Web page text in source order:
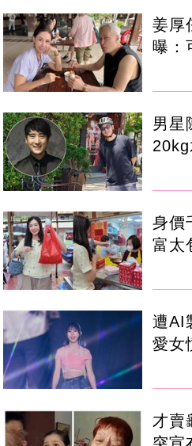
姜厚
曝：
男
身價
富太
遭AI
愛女
才賣